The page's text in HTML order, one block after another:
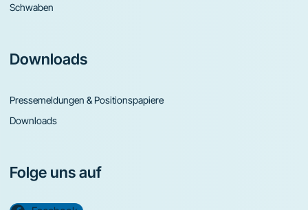
Schwaben
Downloads
Pressemeldungen & Positionspapiere
Downloads
Folge uns auf